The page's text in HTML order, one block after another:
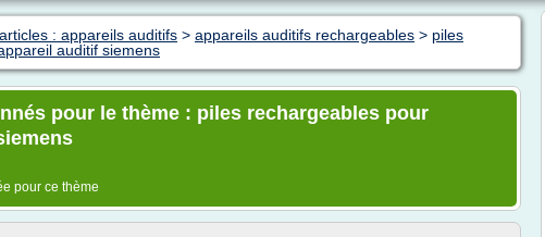
: appareils auditifs > appareils auditifs rechargeables > piles
auditif siemens
pour le thème : piles rechargeables pour
pour ce thème